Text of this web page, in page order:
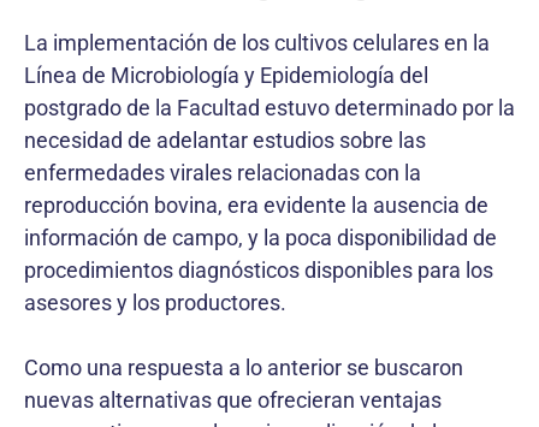
La implementación de los cultivos celulares en la
Línea de Microbiología y Epidemiología del
postgrado de la Facultad estuvo determinado por la
necesidad de adelantar estudios sobre las
enfermedades virales relacionadas con la
reproducción bovina, era evidente la ausencia de
información de campo, y la poca disponibilidad de
procedimientos diagnósticos disponibles para los
asesores y los productores.
Como una respuesta a lo anterior se buscaron
nuevas alternativas que ofrecieran ventajas